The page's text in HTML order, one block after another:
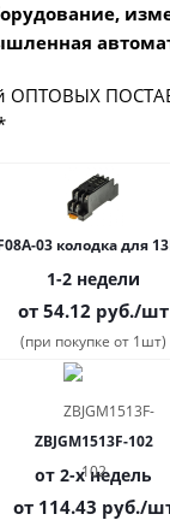
ОПТОВЫХ
03 колодка для
1-2 недели
от 54.12 руб./шт
(при покупке от 1шт)
ZBJGM1513F-102
от 2-х недель
от 114.43 руб./